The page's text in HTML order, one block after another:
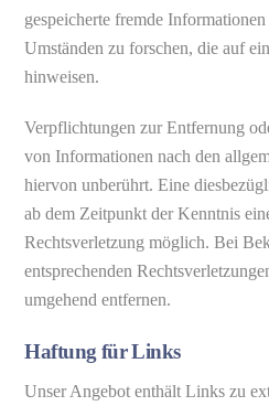
gespeicherte fremde
Umständen zu forschen, die auf
hinweisen.
Verpflichtungen zur Entfernung
von Informationen nach den
hiervon unberührt. Eine
ab dem Zeitpunkt der Kenntnis
Rechtsverletzung möglich. Bei
entsprechenden
umgehend entfernen.
Haftung für Links
Unser Angebot enthält Links zu